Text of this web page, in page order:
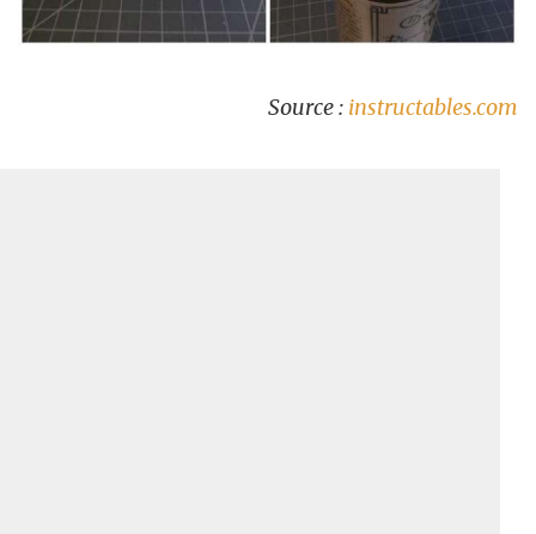
Source : instructables.com